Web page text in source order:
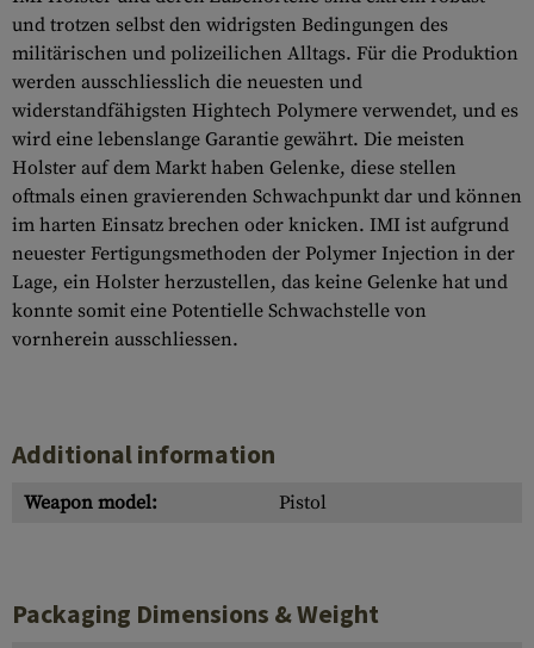
und trotzen selbst den widrigsten Bedingungen des
militärischen und polizeilichen Alltags. Für die Produktion
werden ausschliesslich die neuesten und
widerstandfähigsten Hightech Polymere verwendet, und es
wird eine lebenslange Garantie gewährt. Die meisten
Holster auf dem Markt haben Gelenke, diese stellen
oftmals einen gravierenden Schwachpunkt dar und können
im harten Einsatz brechen oder knicken. IMI ist aufgrund
neuester Fertigungsmethoden der Polymer Injection in der
Lage, ein Holster herzustellen, das keine Gelenke hat und
konnte somit eine Potentielle Schwachstelle von
vornherein ausschliessen.
Additional information
Weapon model: Pistol
Packaging Dimensions & Weight